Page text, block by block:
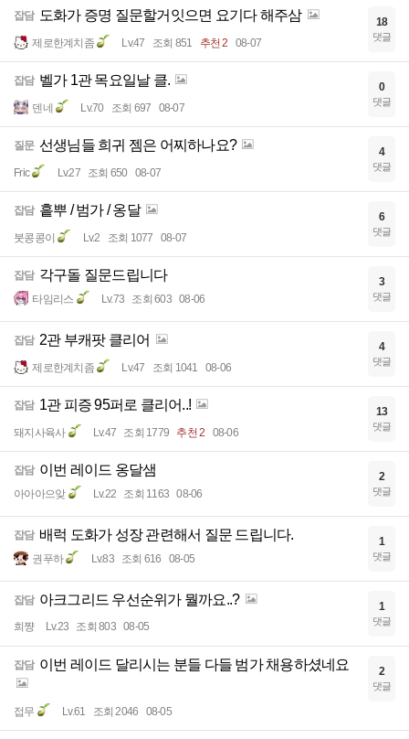
잡담 도화가 증명 질문할거잇으면 요기다 해주삼
제로한계치좀 Lv.47 조회 851 추천 2 08-07
18
댓글
잡담 벨가 1관 목요일날 클.
덴네 Lv.70 조회 697 08-07
0
댓글
질문 선생님들 희귀 젬은 어찌하나요?
Fric Lv.27 조회 650 08-07
4
댓글
잡담 흩뿌 / 범가 / 옹달
붓콩콩이 Lv.2 조회 1077 08-07
6
댓글
잡담 각구돌 질문드립니다
타임리스 Lv.73 조회 603 08-06
3
댓글
잡담 2관 부캐팟 클리어
제로한계치좀 Lv.47 조회 1041 08-06
4
댓글
잡담 1관 피증 95퍼로 클리어..!
돼지사육사 Lv.47 조회 1779 추천 2 08-06
13
댓글
잡담 이번 레이드 옹달샘
아아아으앚 Lv.22 조회 1163 08-06
2
댓글
잡담 배럭 도화가 성장 관련해서 질문 드립니다.
권푸하 Lv.83 조회 616 08-05
1
댓글
잡담 아크그리드 우선순위가 뭘까요..?
희쨩 Lv.23 조회 803 08-05
1
댓글
잡담 이번 레이드 달리시는 분들 다들 범가 채용하셨네요
접무 Lv.61 조회 2046 08-05
2
댓글